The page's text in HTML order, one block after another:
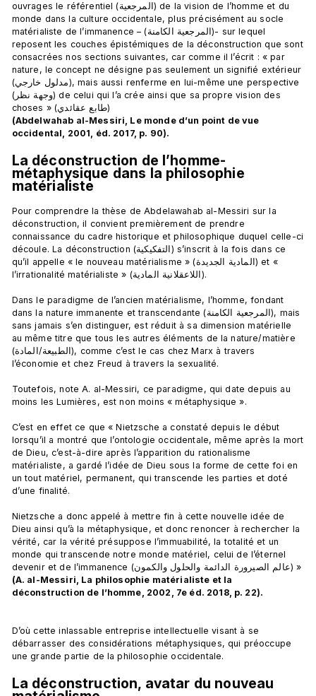
ouvrages le référentiel (المرجعية) de la vision de l’homme et du
monde dans la culture occidentale, plus précisément au socle
matérialiste de l’immanence – (المرجعية الكامنة)- sur lequel
reposent les couches épistémiques de la déconstruction que sont
consacrées nos sections suivantes, car comme il l’écrit : « par
nature, le concept ne désigne pas seulement un signifié extérieur
(مدلول خارجي), mais aussi renferme en lui-même une perspective
(وجهة نظر) de celui qui l’a crée ainsi que sa propre vision des
choses » (طابع عقائدي)
(Abdelwahab al-Messiri, Le monde d’un point de vue
occidental, 2001, éd. 2017, p. 90).
La déconstruction de l’homme-
métaphysique dans la philosophie
matérialiste
Pour comprendre la thèse de Abdelawahab al-Messiri sur la
déconstruction, il convient premièrement de prendre
connaissance du cadre historique et philosophique duquel celle-ci
découle. La déconstruction (التفكيكية) s’inscrit à la fois dans ce
qu’il appelle « le nouveau matérialisme » (المادية الجديدة) et «
l’irrationalité matérialiste » (اللاعقلانية المادية).
Dans le paradigme de l’ancien matérialisme, l’homme, fondant
dans la nature immanente et transcendante (المرجعية الكامنة), mais
sans jamais s’en distinguer, est réduit à sa dimension matérielle
au même titre que tous les autres éléments de la nature/matière
(الطبيعة/المادة), comme c’est le cas chez Marx à travers
l’économie et chez Freud à travers la sexualité.
Toutefois, note A. al-Messiri, ce paradigme, qui date depuis au
moins les Lumières, est non moins « métaphysique ».
C’est en effet ce que « Nietzsche a constaté depuis le début
lorsqu’il a montré que l’ontologie occidentale, même après la mort
de Dieu, c’est-à-dire après l’apparition du rationalisme
matérialiste, a gardé l’idée de Dieu sous la forme de cette foi en
un tout matériel, permanent, qui transcende les parties et doté
d’une finalité.
Nietzsche a donc appelé à mettre fin à cette nouvelle idée de
Dieu ainsi qu’à la métaphysique, et donc renoncer à rechercher la
vérité, car la vérité présuppose l’immuabilité, la totalité et un
monde qui transcende notre monde matériel, celui de l’éternel
(A. al-Messiri, La philosophie matérialiste et la
déconstruction de l’homme, 2002, 7e éd. 2018, p. 22).
D’où cette inlassable entreprise intellectuelle visant à se
débarrasser des considérations métaphysiques, qui préoccupe
La déconstruction, avatar du nouveau